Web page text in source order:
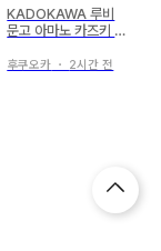
KADOKAWA 루비
문고 아마노 카즈키 B
데 어째서인지 주인공
후쿠오카 ・ 2시간 전